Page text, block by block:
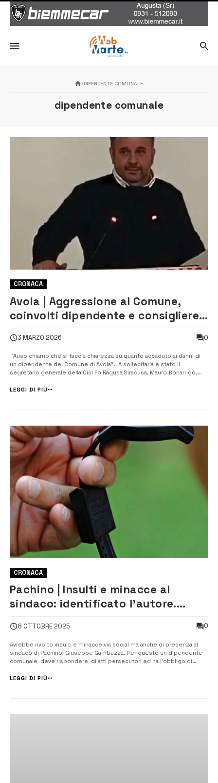
DIPENDENTE COMUNALE
dipendente comunale
CRONACA
Avola | Aggressione al Comune,
coinvolti dipendente e consigliere,
3 MARZO 2026 0
“Auspichiamo che si faccia chiarezza su quanto accaduto ai danni di
un dipendente del Comune di Avola”. A sollecitarla è stato il
segretario generale della Cisl Fp Ragusa Siracusa, Mauro Bonarrigo,
aggressione da parte di un consigliere comunale nei confronti di un
LEGGI DI PIÙ
CRONACA
Pachino | Insulti e minacce al
sindaco: identificato l’autore.
elettronico
8 OTTOBRE 2025 0
Avrebbe rivolto insulti e minacce via social ma anche di presenza al
sindaco di Pachino, Giuseppe Gambuzza. Per questo un dipendente
comunale deve rispondere di atti persecutori ed ha l’obbligo di
all’amministratore da una distanza di 500 metri, così come preved...
LEGGI DI PIÙ